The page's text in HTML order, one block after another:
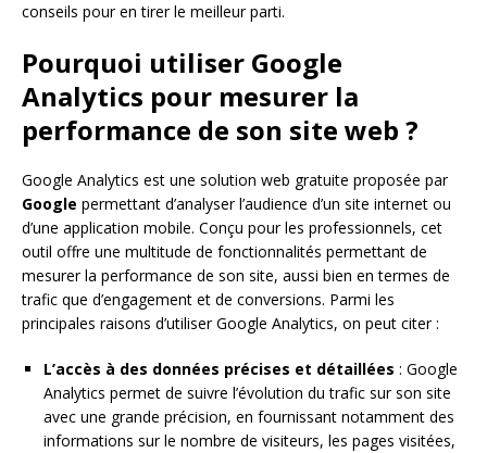
conseils pour en tirer le meilleur parti.
Pourquoi utiliser Google
Analytics pour mesurer la
performance de son site web ?
Google Analytics est une solution web gratuite proposée par
Google permettant d’analyser l’audience d’un site internet ou
d’une application mobile. Conçu pour les professionnels, cet
outil offre une multitude de fonctionnalités permettant de
mesurer la performance de son site, aussi bien en termes de
trafic que d’engagement et de conversions. Parmi les
principales raisons d’utiliser Google Analytics, on peut citer :
L’accès à des données précises et détaillées : Google
Analytics permet de suivre l’évolution du trafic sur son site
avec une grande précision, en fournissant notamment des
informations sur le nombre de visiteurs, les pages visitées,